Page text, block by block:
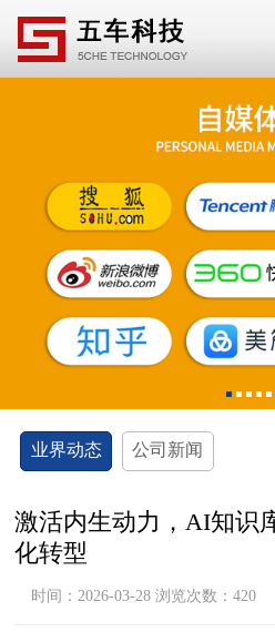
12345
业界动态 公司新闻
激活内生动力，AI知识
化转型
时间：2026-03-28 浏览次数：420